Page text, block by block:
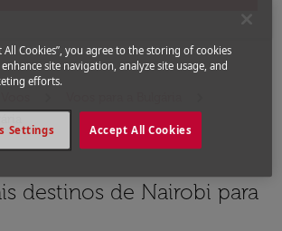
destinos de Nairobi para
All Cookies”, you agree to the storing of cookies
site navigation, analyze site usage, and
efforts.
Accept All Cookies
Settings